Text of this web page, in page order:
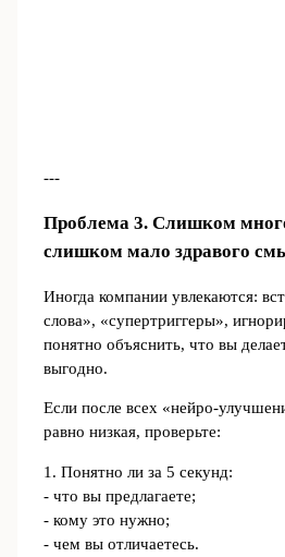
---
Проблема 3. Слишком
слишком мало здравого
Иногда компании увлекаются:
слова», «супертриггеры»,
понятно объяснить, что вы
выгодно.
Если после всех
равно низкая, проверьте:
1. Понятно ли за 5 секунд:
- что вы предлагаете;
- кому это нужно;
- чем вы отличаетесь.